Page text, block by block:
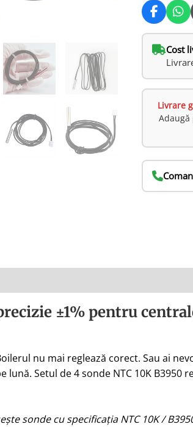
Cost
Livrare
±1% pentru
nu mai reglează corect. Sau ai
lună. Setul de 4 sonde NTC 10K
sonde cu specificația NTC 10K /